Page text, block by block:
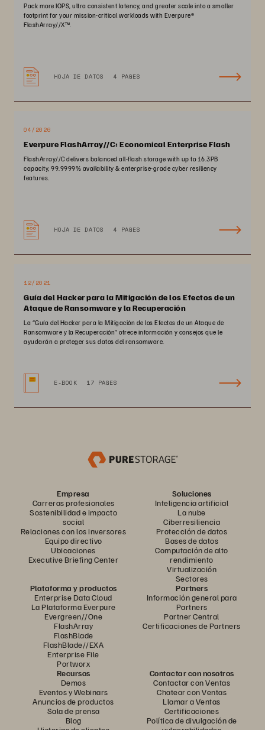
Pack more IOPS, ultra consistent latency, and greater scale into a smaller
footprint for your mission-critical workloads with Everpure®️
FlashArray//X™️.
HOJA DE DATOS 4 PAGES
04/2026
Everpure FlashArray//C: Economical Enterprise Flash
FlashArray//C delivers balanced all-flash storage with up to 16.3PB
capacity, 99.9999% availability & enterprise-grade cyber resiliency
features.
HOJA DE DATOS 4 PAGES
12/2021
Guía del Hacker para la Mitigación de los Efectos de un
Ataque de Ransomware y la Recuperación
La “Guía del Hacker para la Mitigación de los Efectos de un Ataque de
Ransomware y la Recuperación” ofrece información y consejos que le
ayudarán a proteger sus datos del ransomware.
E-BOOK 17 PAGES
Empresa
Carreras profesionales
Sostenibilidad e impacto
social
Relaciones con los inversores
Equipo directivo
Ubicaciones
Executive Briefing Center
Soluciones
Inteligencia artificial
La nube
Ciberresiliencia
Protección de datos
Bases de datos
Computación de alto
rendimiento
Virtualización
Sectores
Plataforma y productos
Enterprise Data Cloud
La Plataforma Everpure
Evergreen//One
FlashArray
FlashBlade
FlashBlade//EXA
Enterprise File
Portworx
Partners
Información general para
Partners
Partner Central
Certificaciones de Partners
Recursos
Demos
Eventos y Webinars
Anuncios de productos
Sala de prensa
Blog
Contactar con nosotros
Contactar con Ventas
Chatear con Ventas
Llamar a Ventas
Certificaciones
Política de divulgación de